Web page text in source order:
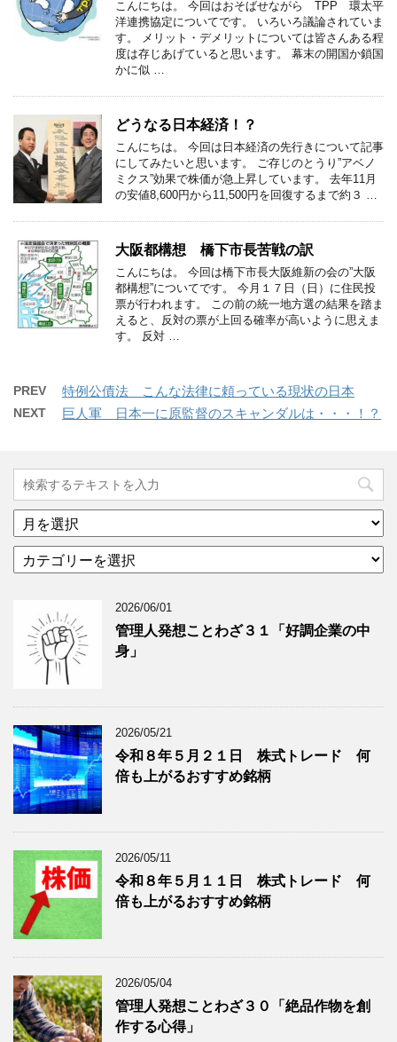
こんにちは。 今回はおそばせながら TPP 環太平
洋連携協定についてです。 いろいろ議論されていま
す。 メリット・デメリットについては皆さんある程
度は存じあげていると思います。 幕末の開国か鎖国
かに似 …
どうなる日本経済！？
こんにちは。 今回は日本経済の先行きについて記事
にしてみたいと思います。 ご存じのとうり”アベノ
ミクス”効果で株価が急上昇しています。 去年11月
の安値8,600円から11,500円を回復するまで約３ …
大阪都構想 橋下市長苦戦の訳
こんにちは。 今回は橋下市長大阪維新の会の”大阪
都構想”についてです。 今月１７日（日）に住民投
票が行われます。 この前の統一地方選の結果を踏ま
えると、反対の票が上回る確率が高いように思えま
す。 反対 …
PREV 特例公債法 こんな法律に頼っている現状の日本
NEXT 巨人軍 日本一に原監督のスキャンダルは・・・！？
ア
ー
イ
グ
記
事
を
表
示
テ
ー
グ
記
事
を
表
示
2026/06/01
管理人発想ことわざ３１「好調企業の中
身」
2026/05/21
令和８年５月２１日 株式トレード 何
倍も上がるおすすめ銘柄
2026/05/11
令和８年５月１１日 株式トレード 何
倍も上がるおすすめ銘柄
2026/05/04
管理人発想ことわざ３０「絶品作物を創
作する心得」